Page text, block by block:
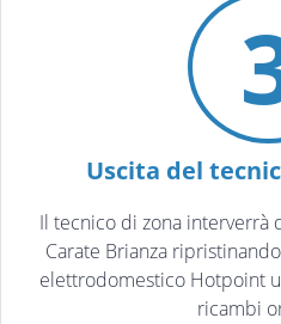
Uscita del
Il tecnico di zona
Carate Brianza
elettrodomestico Hotpoint
ricambi